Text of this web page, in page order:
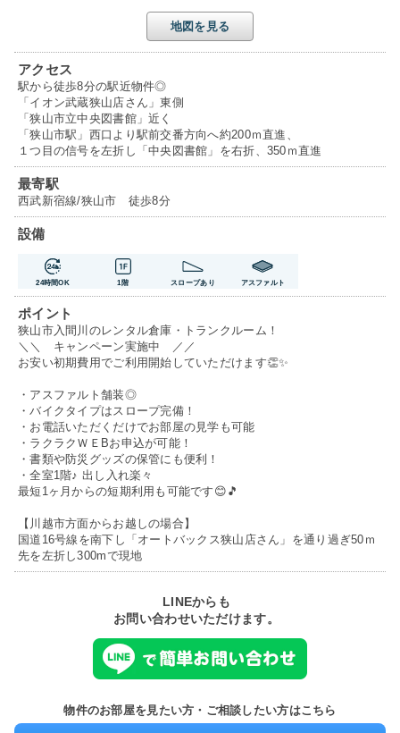
地図を見る
アクセス
駅から徒歩8分の駅近物件◎
「イオン武蔵狭山店さん」東側
「狭山市立中央図書館」近く
「狭山市駅」西口より駅前交番方向へ約200ｍ直進、
１つ目の信号を左折し「中央図書館」を右折、350ｍ直進
最寄駅
西武新宿線/狭山市 徒歩8分
設備
24時間OK 1階 スロープあり アスファルト
ポイント
狭山市入間川のレンタル倉庫・トランクルーム！
＼＼ キャンペーン実施中 ／／
お安い初期費用でご利用開始していただけます👏✨
・アスファルト舗装◎
・バイクタイプはスロープ完備！
・お電話いただくだけでお部屋の見学も可能
・ラクラクＷＥBお申込が可能！
・書類や防災グッズの保管にも便利！
・全室1階♪ 出し入れ楽々
最短1ヶ月からの短期利用も可能です😊🎵
【川越市方面からお越しの場合】
国道16号線を南下し「オートバックス狭山店さん」を通り過ぎ50ｍ
先を左折し300mで現地
LINEからも
お問い合わせいただけます。
物件のお部屋を見たい方・ご相談したい方はこちら